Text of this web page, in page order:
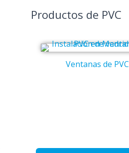
Productos de PVC
Ventanas de PVC